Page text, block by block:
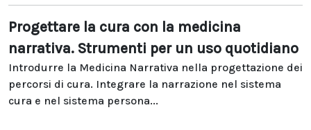
Progettare la cura con la medicina
narrativa. Strumenti per un uso quotidiano
Introdurre la Medicina Narrativa nella progettazione dei
percorsi di cura. Integrare la narrazione nel sistema
cura e nel sistema persona...